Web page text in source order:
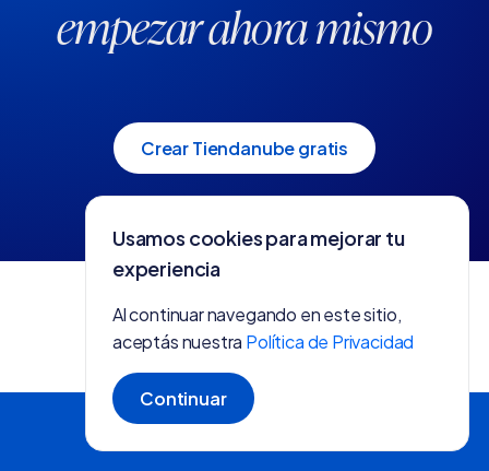
Usamos cookies para mejorar tu
experiencia
Al continuar navegando en este sitio,
aceptás nuestra Política de Privacidad
Continuar
empezar ahora mismo
Crear Tiendanube gratis
Crear tienda gratis